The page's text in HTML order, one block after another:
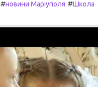
#новини Маріуполя #Школа